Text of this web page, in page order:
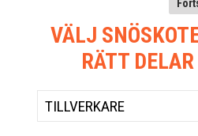
VÄLJ
RÄTT